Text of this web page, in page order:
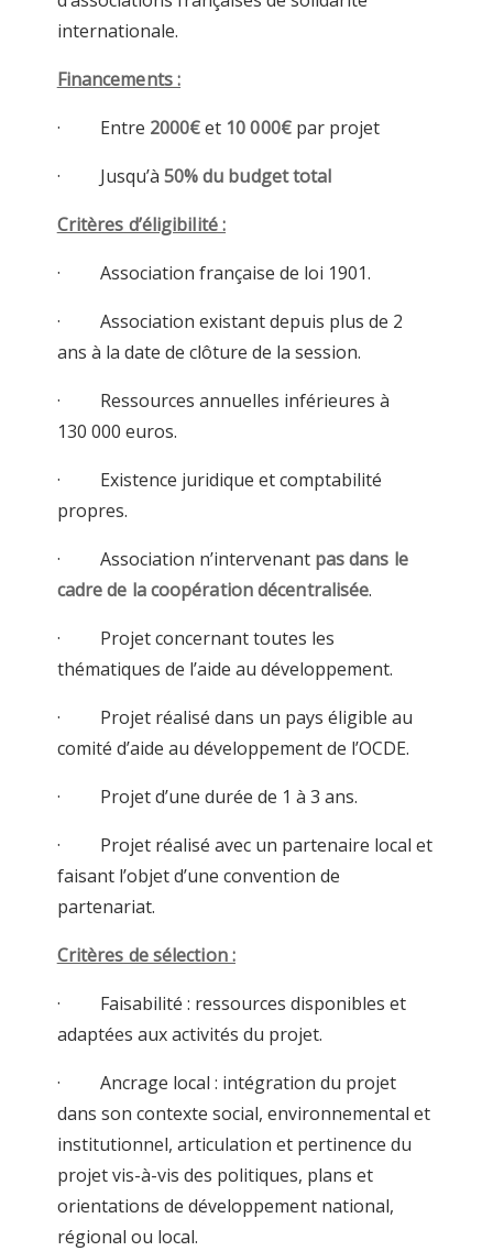
internationale.
Financements :
· Entre 2000€et 10 000€par projet
· Jusqu’à 50% du budget total
Critères d’éligibilité :
· Association française de loi 1901.
· Association existant depuis plus de 2
ans à la date de clôture de la session.
· Ressources annuelles inférieures à
130 000 euros.
· Existence juridique et comptabilité
propres.
· Association n’intervenant pas dans le
cadre de la coopération décentralisée.
· Projet concernant toutes les
thématiques de l’aide au développement.
· Projet réalisé dans un pays éligible au
comité d’aide au développement de l’OCDE.
· Projet d’une durée de 1 à 3 ans.
· Projet réalisé avec un partenaire local et
faisant l’objet d’une convention de
partenariat.
Critères de sélection :
· Faisabilité : ressources disponibles et
adaptées aux activités du projet.
· Ancrage local : intégration du projet
dans son contexte social, environnemental et
institutionnel, articulation et pertinence du
projet vis-à-vis des politiques, plans et
orientations de développement national,
régional ou local.